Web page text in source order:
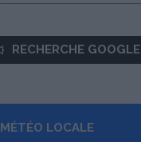
RECHERCHE GOOGLE
MÉTÉO LOCALE